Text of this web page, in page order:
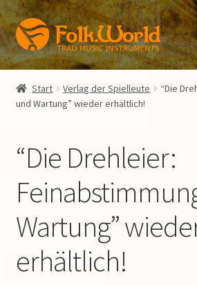
Zur
Navigation
springen
Zum
Inhalt
springen
folkFlute
folkPipe
Mietkauf
folkBlog
Verlag der Spielleute
Start Verlag der Spielleute
“Die
und Wartung” wieder erhältlich!
“Die Drehleier:
Wartung”
erhältlich!